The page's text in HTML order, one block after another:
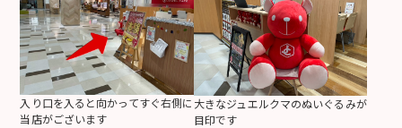
入り口を入ると向かってすぐ右側に
当店がございます
大きなジュエルクマのぬいぐるみが
目印です